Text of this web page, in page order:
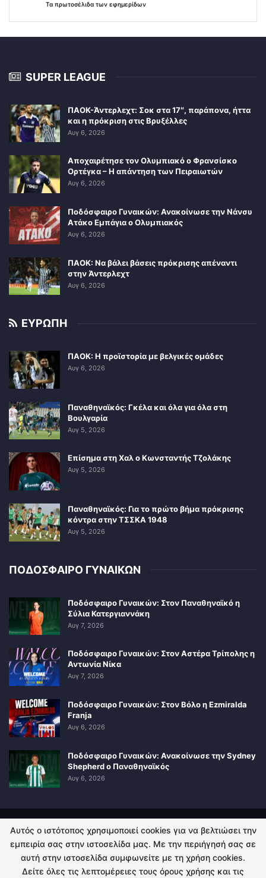
Τα πρωτοσέλιδα των εφημερίδων
SUPER LEAGUE
ΠΑΟΚ-Άντερλεχτ: Σοκ στα 17″, παράπονα, ήττα
και η πρόκριση στις Βρυξέλλες
Αυγ 6, 2026
Αποχαιρέτησε τον Ολυμπιακό ο Φρανσίσκο
Ορτέγκα – Η απάντηση των Πειραιωτών
Αυγ 6, 2026
Ποδόσφαιρο Γυναικών: Ανακοίνωσε την Νάνσυ
Ατάκο Εμπάγια ο Ολυμπιακός
Αυγ 6, 2026
ΠΑΟΚ: Να βάλει βάσεις πρόκρισης απέναντι
στην Άντερλεχτ
Αυγ 6, 2026
ΕΥΡΩΠΗ
ΠΑΟΚ: Η προϊστορία με βελγικές ομάδες
Αυγ 6, 2026
Παναθηναϊκός: Γκέλα και όλα για όλα στη
Βουλγαρία
Αυγ 5, 2026
Επίσημα στη Χαλ ο Κωνσταντής Τζολάκης
Αυγ 5, 2026
Παναθηναϊκός: Για το πρώτο βήμα πρόκρισης
κόντρα στην ΤΣΣΚΑ 1948
Αυγ 5, 2026
ΠΟΔΟΣΦΑΙΡΟ ΓΥΝΑΙΚΩΝ
Ποδόσφαιρο Γυναικών: Στον Παναθηναϊκό η
Σύλια Κατεργιαννάκη
Αυγ 7, 2026
Ποδόσφαιρο Γυναικών: Στον Αστέρα Τρίπολης η
Αντωνία Νίκα
Αυγ 7, 2026
Ποδόσφαιρο Γυναικών: Στον Βόλο η Ezmiralda
Franja
Αυγ 6, 2026
Ποδόσφαιρο Γυναικών: Ανακοίνωσε την Sydney
Shepherd ο Παναθηναϊκός
Αυγ 6, 2026
ΠΟΛΙΤΙΚΗ ΑΠΟΡΡΗΤΟΥ ΕΠΙΚΟΙΝΩΝΙΑ
© 2026 - Kingsport.gr. All Rights Reserved.
Αυτός ο ιστότοπος χρησιμοποιεί cookies για να βελτιώσει την
εμπειρία σας στην ιστοσελίδα μας. Με την περιήγησή σας σε
αυτή στην ιστοσελίδα συμφωνείτε με τη χρήση cookies.
Δείτε όλες τις λεπτομέρειες τους όρους χρήσης και τις